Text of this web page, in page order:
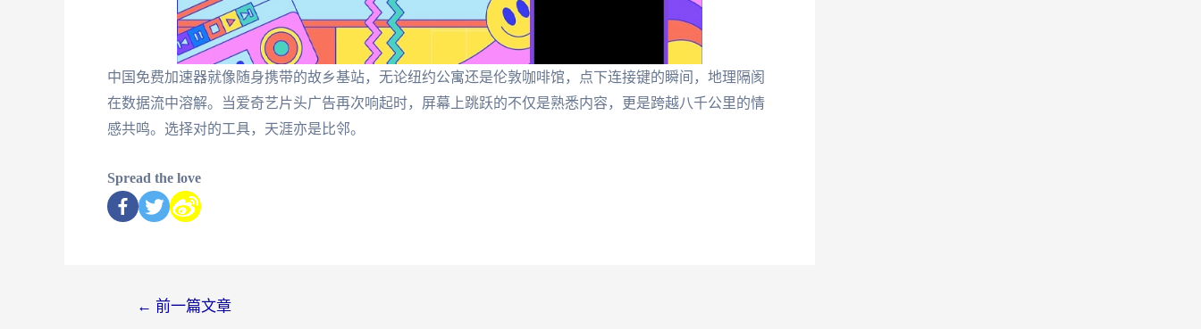
中国免费加速器就像随身携带的故乡基站，无论纽约公寓还是伦敦咖啡馆，点下连接键的瞬间，地理隔阂
在数据流中溶解。当爱奇艺片头广告再次响起时，屏幕上跳跃的不仅是熟悉内容，更是跨越八千公里的情
感共鸣。选择对的工具，天涯亦是比邻。
Spread the love
← 前一篇文章